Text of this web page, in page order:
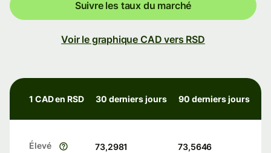
Suivre les taux du marché
Voir le graphique CAD vers RSD
1 CAD en RSD 30 derniers jours 90 derniers jours
Élevé 73,2981 73,5646